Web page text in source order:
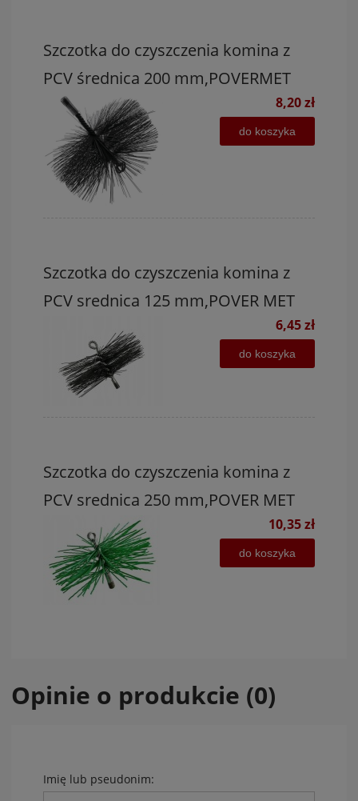
Szczotka do czyszczenia komina z
PCV średnica 200 mm,POVERMET
8,20 zł
do koszyka
Szczotka do czyszczenia komina z
PCV srednica 125 mm,POVER MET
6,45 zł
do koszyka
Szczotka do czyszczenia komina z
PCV srednica 250 mm,POVER MET
10,35 zł
do koszyka
Opinie o produkcie (0)
Imię lub pseudonim: